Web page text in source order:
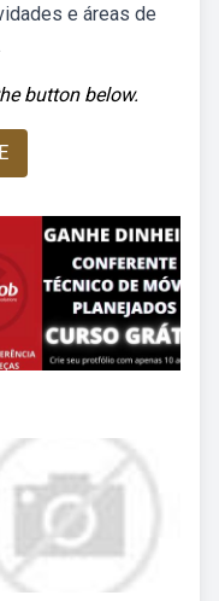
e áreas de
button below.